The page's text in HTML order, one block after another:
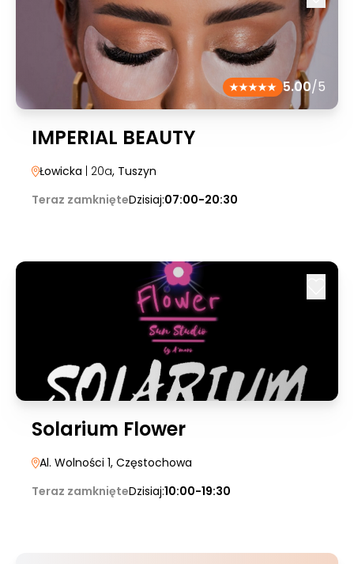
5.00/5
IMPERIAL BEAUTY
Łowicka | 20a, Tuszyn
Teraz zamknięteDzisiaj:07:00-20:30
Solarium Flower
Al. Wolności 1, Częstochowa
Teraz zamknięteDzisiaj:10:00-19:30